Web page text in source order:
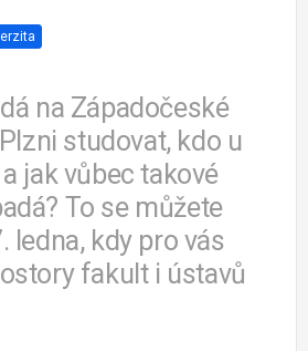
na Západočeské
studovat, kdo u
jak vůbec takové
To se můžete
ledna, kdy pro vás
fakult i ústavů